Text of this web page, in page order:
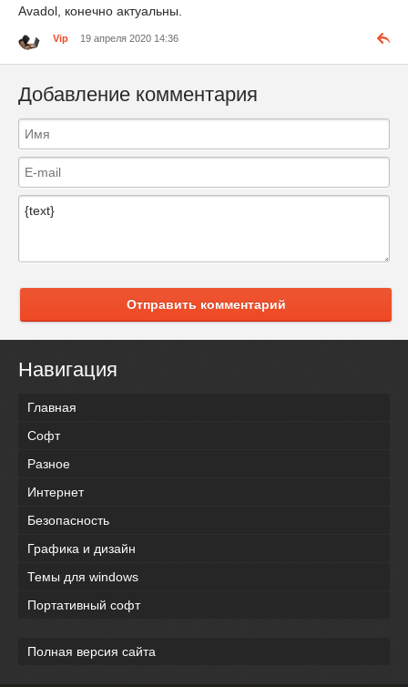
Avadol, конечно актуальны.
Vip 19 апреля 2020 14:36
Добавление комментария
Отправить комментарий
Навигация
Главная
Софт
Разное
Интернет
Безопасность
Графика и дизайн
Темы для windows
Портативный софт
Полная версия сайта